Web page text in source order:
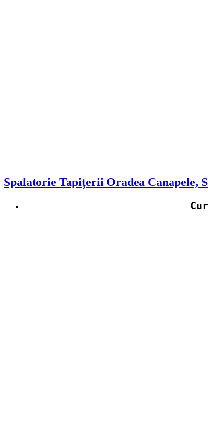
Spalatorie Tapițerii Oradea Canapele,